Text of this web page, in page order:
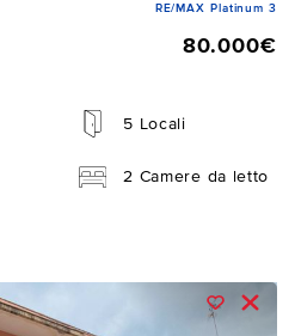
RE/MAX Platinum 3
80.000€
5 Locali
2 Camere da letto